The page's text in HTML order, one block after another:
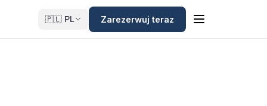
🇵🇱 PL Zarezerwuj teraz